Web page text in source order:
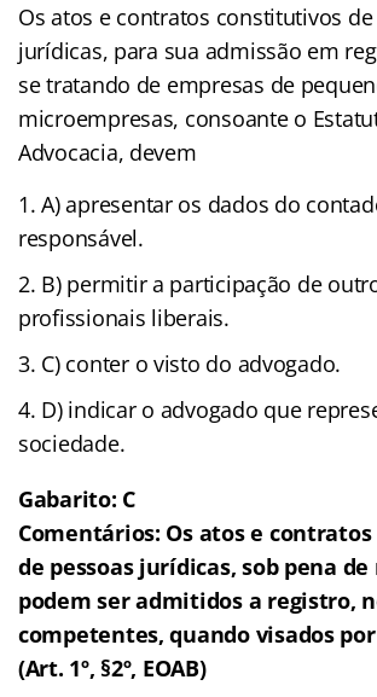
Os atos e contratos constitutivos de
jurídicas, para sua admissão em
se tratando de empresas de
microempresas, consoante o
Advocacia, devem
A) apresentar os dados do
responsável.
B) permitir a participação de
profissionais liberais.
C) conter o visto do advogado.
D) indicar o advogado que
sociedade.
Gabarito: C
Comentários: Os atos e
de pessoas jurídicas, sob pena
podem ser admitidos a registro,
competentes, quando visados
(Art. 1º, §2º, EOAB)